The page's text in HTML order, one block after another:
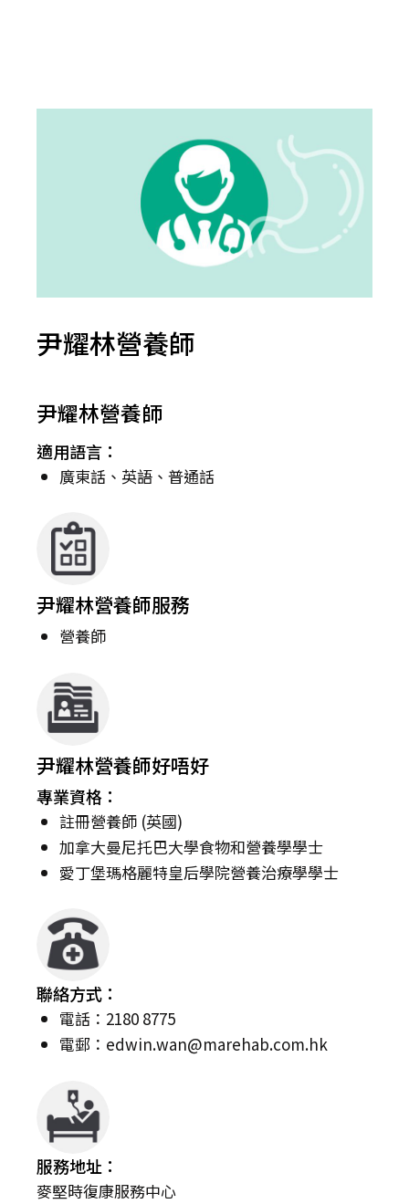
尹耀林營養師
尹耀林營養師
適用語言：
廣東話、英語、普通話
尹耀林營養師服務
營養師
尹耀林營養師好唔好
專業資格：
註冊營養師 (英國)
加拿大曼尼托巴大學食物和營養學學士
愛丁堡瑪格麗特皇后學院營養治療學學士
聯絡方式：
電話：2180 8775
電郵： edwin.wan@marehab.com.hk
服務地址：
麥堅時復康服務中心